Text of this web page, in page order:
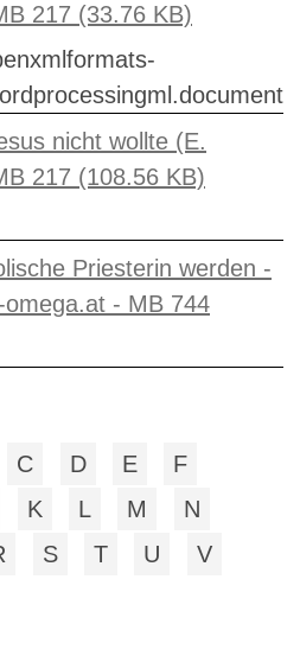
217 (33.76 KB)
nicht wollte (E.
217 (108.56 KB)
Priesterin werden -
- MB 744
C D E
F
K L M
N
S T U
V